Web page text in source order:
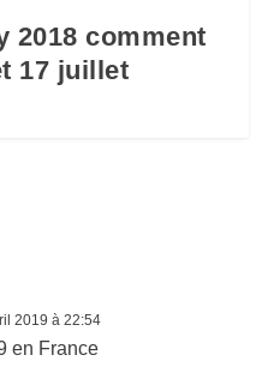
2018 comment
17 juillet
2019 à 22:54
en France